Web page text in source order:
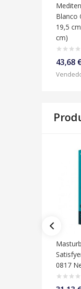
Blanco
19,5
cm)
43,68
0817